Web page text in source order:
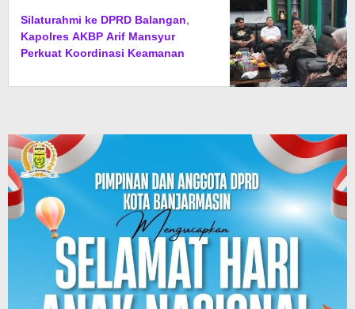
Silaturahmi ke DPRD Balangan,
Kapolres AKBP Arif Mansyur
Perkuat Koordinasi Keamanan